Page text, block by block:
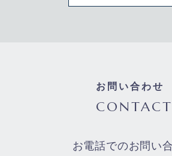
お問い合わせ
CONTACT
お電話でのお問い